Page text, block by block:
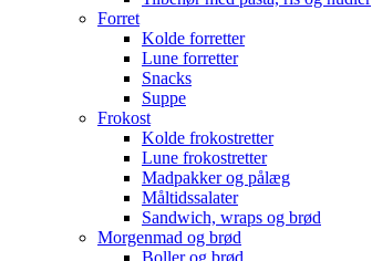
Forret
Kolde forretter
Lune forretter
Snacks
Suppe
Frokost
Kolde frokostretter
Lune frokostretter
Madpakker og pålæg
Måltidssalater
Sandwich, wraps og brød
Morgenmad og brød
Boller og brød